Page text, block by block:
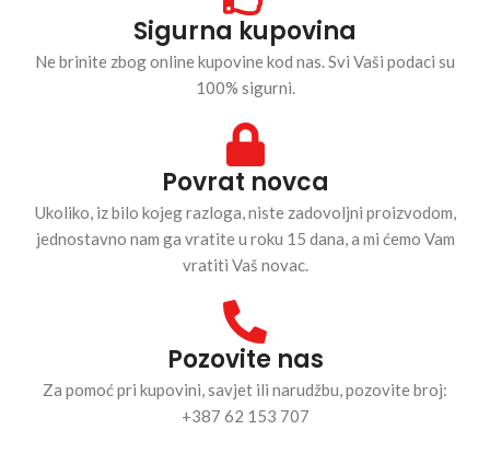
Sigurna kupovina
Ne brinite zbog online kupovine kod nas. Svi Vaši podaci su
100% sigurni.
Povrat novca
Ukoliko, iz bilo kojeg razloga, niste zadovoljni proizvodom,
jednostavno nam ga vratite u roku 15 dana, a mi ćemo Vam
vratiti Vaš novac.
Pozovite nas
Za pomoć pri kupovini, savjet ili narudžbu, pozovite broj:
+387 62 153 707